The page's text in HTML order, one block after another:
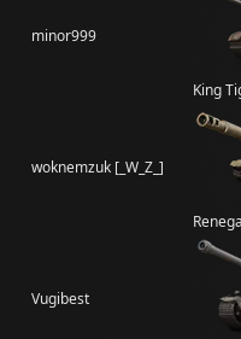
minor999
King
woknemzuk [_W_Z_]
Vugibest